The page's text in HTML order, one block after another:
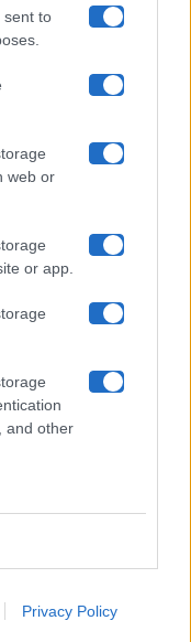
sent to
web or
or app.
and other
Privacy Policy
- Photo
sito sono di